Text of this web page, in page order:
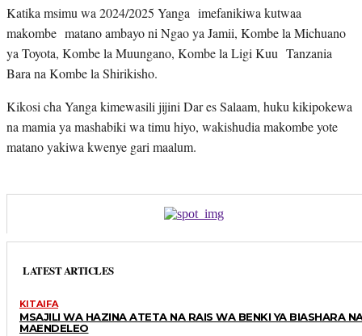
Katika msimu wa 2024/2025 Yanga imefanikiwa kutwaa
makombe matano ambayo ni Ngao ya Jamii, Kombe la Michuano
ya Toyota, Kombe la Muungano, Kombe la Ligi Kuu Tanzania
Bara na Kombe la Shirikisho.
Kikosi cha Yanga kimewasili jijini Dar es Salaam, huku kikipokewa
na mamia ya mashabiki wa timu hiyo, wakishudia makombe yote
matano yakiwa kwenye gari maalum.
LATEST ARTICLES
KITAIFA
MSAJILI WA HAZINA ATETA NA RAIS WA BENKI YA BIASHARA
MAENDELEO